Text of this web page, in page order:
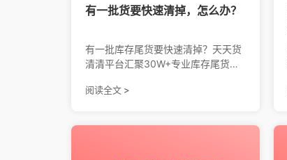
有一批货要快速清掉，怎么办？
有一批库存尾货要快速清掉？天天货
清清平台汇聚30W+专业库存尾货
存尾货群3种对接方式，帮你快速联
阅读全文 >